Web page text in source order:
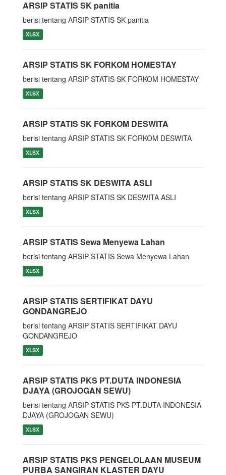
ARSIP STATIS SK panitia
berisi tentang ARSIP STATIS SK panitia
XLSX
ARSIP STATIS SK FORKOM HOMESTAY
berisi tentang ARSIP STATIS SK FORKOM HOMESTAY
XLSX
ARSIP STATIS SK FORKOM DESWITA
berisi tentang ARSIP STATIS SK FORKOM DESWITA
XLSX
ARSIP STATIS SK DESWITA ASLI
berisi tentang ARSIP STATIS SK DESWITA ASLI
XLSX
ARSIP STATIS Sewa Menyewa Lahan
berisi tentang ARSIP STATIS Sewa Menyewa Lahan
XLSX
ARSIP STATIS SERTIFIKAT DAYU
GONDANGREJO
berisi tentang ARSIP STATIS SERTIFIKAT DAYU
GONDANGREJO
XLSX
ARSIP STATIS PKS PT.DUTA INDONESIA
DJAYA (GROJOGAN SEWU)
berisi tentang ARSIP STATIS PKS PT.DUTA INDONESIA
DJAYA (GROJOGAN SEWU)
XLSX
ARSIP STATIS PKS PENGELOLAAN MUSEUM
PURBA SANGIRAN KLASTER DAYU